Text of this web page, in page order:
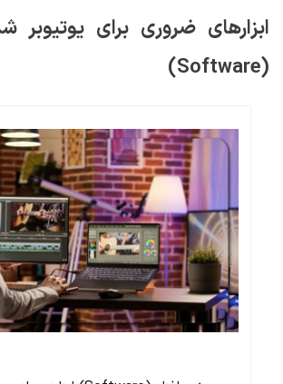
ابزارهای ضروری برای یوتیوبر
(Software)